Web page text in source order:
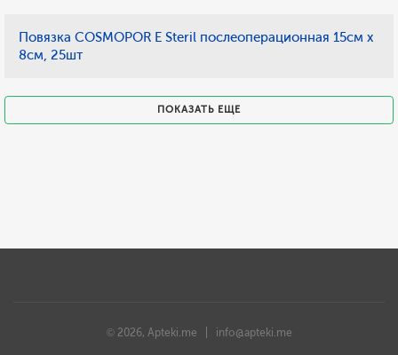
Повязка COSMOPOR E Steril послеоперационная 15см х
8см, 25шт
ПОКАЗАТЬ ЕЩЕ
© 2026, Apteki.me | info@apteki.me